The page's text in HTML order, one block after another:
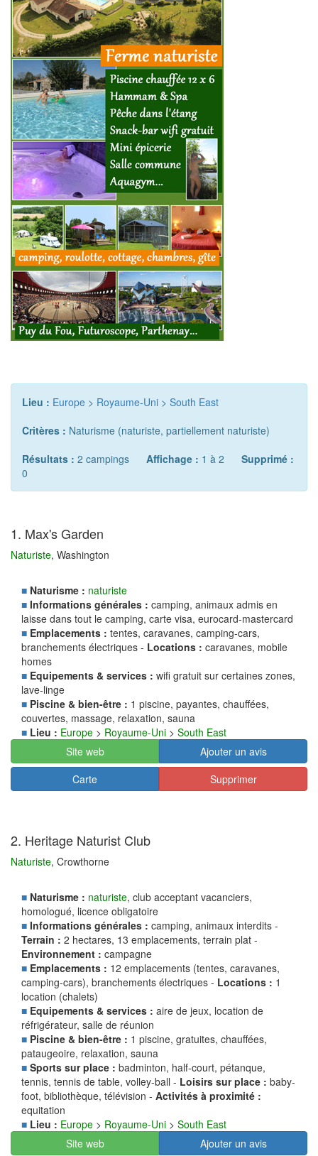
Lieu : Europe > Royaume-Uni > South East
Critères : Naturisme (naturiste, partiellement naturiste)
Résultats : 2 campings Affichage : 1 à 2 Supprimé :
0
1. Max's Garden
Naturiste, Washington
■ Naturisme : naturiste
■ Informations générales : camping, animaux admis en
laisse dans tout le camping, carte visa, eurocard-mastercard
■ Emplacements : tentes, caravanes, camping-cars,
branchements électriques - Locations : caravanes, mobile
homes
■ Equipements & services : wifi gratuit sur certaines zones,
lave-linge
■ Piscine & bien-être : 1 piscine, payantes, chauffées,
couvertes, massage, relaxation, sauna
■ Lieu : Europe > Royaume-Uni > South East
Site web
Ajouter un avis
Carte
Supprimer
2. Heritage Naturist Club
Naturiste, Crowthorne
■ Naturisme : naturiste, club acceptant vacanciers,
homologué, licence obligatoire
■ Informations générales : camping, animaux interdits -
Terrain : 2 hectares, 13 emplacements, terrain plat -
Environnement : campagne
■ Emplacements : 12 emplacements (tentes, caravanes,
camping-cars), branchements électriques - Locations : 1
location (chalets)
■ Equipements & services : aire de jeux, location de
réfrigérateur, salle de réunion
■ Piscine & bien-être : 1 piscine, gratuites, chauffées,
pataugeoire, relaxation, sauna
■ Sports sur place : badminton, half-court, pétanque,
tennis, tennis de table, volley-ball - Loisirs sur place : baby-
foot, bibliothèque, télévision - Activités à proximité :
equitation
■ Lieu : Europe > Royaume-Uni > South East
Site web
Ajouter un avis